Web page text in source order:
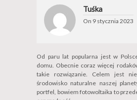
Tuśka
On 9 stycznia 2023
Od paru lat popularna jest w
domu. Obecnie coraz więcej
takie rozwiązanie. Celem jest
środowisko naturalne naszej
portfel, bowiem fotowoltaika to